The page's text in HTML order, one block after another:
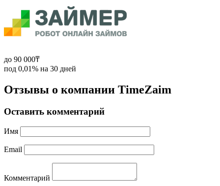
до 90 000₸
под 0,01% на 30 дней
Отзывы о компании TimeZaim
Оставить комментарий
Имя
Email
Комментарий